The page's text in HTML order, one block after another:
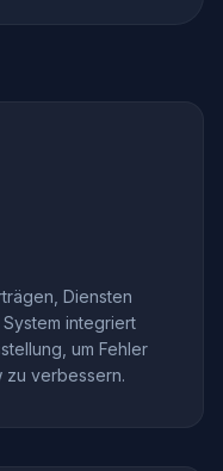
Diensten
integriert
um Fehler
zu verbessern.